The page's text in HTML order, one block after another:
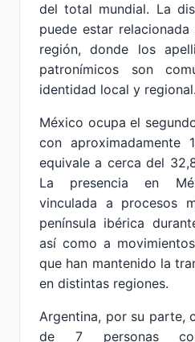
del total mundial. La
puede estar
región, donde los
patronímicos son
identidad local y regional.
México ocupa el
con aproximadamente
equivale a cerca del
La presencia en
vinculada a procesos
península ibérica
así como a
que han mantenido la
en distintas regiones.
Argentina, por su parte,
de 7 personas